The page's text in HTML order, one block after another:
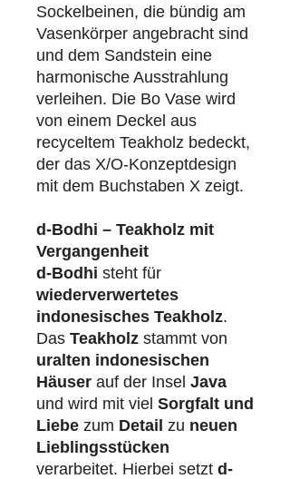
Sockelbeinen, die bündig am
Vasenkörper angebracht sind
und dem Sandstein eine
harmonische Ausstrahlung
verleihen. Die Bo Vase wird
von einem Deckel aus
recyceltem Teakholz bedeckt,
der das X/O-Konzeptdesign
mit dem Buchstaben X zeigt.
d-Bodhi – Teakholz mit
Vergangenheit
d-Bodhi steht für
wiederverwertetes
indonesisches Teakholz.
Das Teakholz stammt von
uralten indonesischen
Häuser auf der Insel Java
und wird mit viel Sorgfalt und
Liebe zum Detail zu neuen
Lieblingsstücken
verarbeitet. Hierbei setzt d-